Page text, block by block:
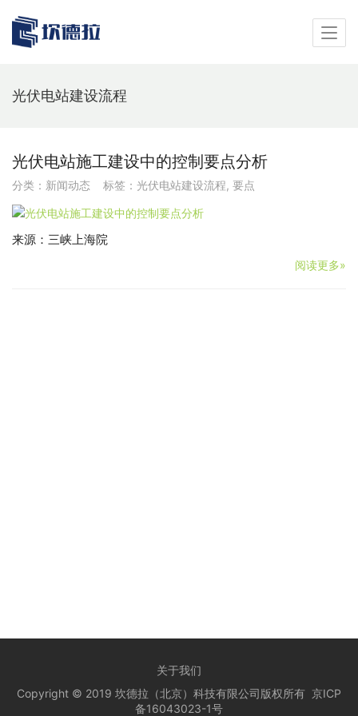
光伏电站建设流程
光伏电站施工建设中的控制要点分析
分类： 新闻动态 标签： 光伏电站建设流程, 要点
来源：三峡上海院
阅读更多»
关于我们
Copyright © 2019 坎德拉（北京）科技有限公司版权所有 京ICP
备16043023-1号